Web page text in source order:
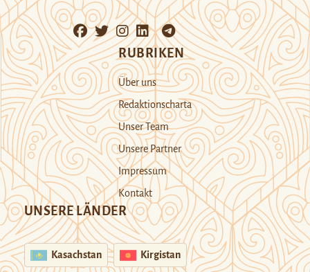
RUBRIKEN
Über uns
Redaktionscharta
Unser Team
Unsere Partner
Impressum
Kontakt
UNSERE LÄNDER
Kasachstan Kirgistan